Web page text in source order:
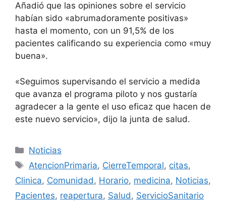
Añadió que las opiniones sobre el servicio
habían sido «abrumadoramente positivas»
hasta el momento, con un 91,5% de los
pacientes calificando su experiencia como «muy
buena».
«Seguimos supervisando el servicio a medida
que avanza el programa piloto y nos gustaría
agradecer a la gente el uso eficaz que hacen de
este nuevo servicio», dijo la junta de salud.
Categorías
Noticias
Etiquetas
AtencionPrimaria, CierreTemporal, citas,
Clinica, Comunidad , Horario, medicina, Noticias,
Pacientes, reapertura, Salud , ServicioSanitario